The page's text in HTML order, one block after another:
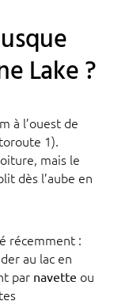
Lake ?
à l’ouest de
1).
mais le
dès l’aube en
récemment :
au lac en
par navette ou